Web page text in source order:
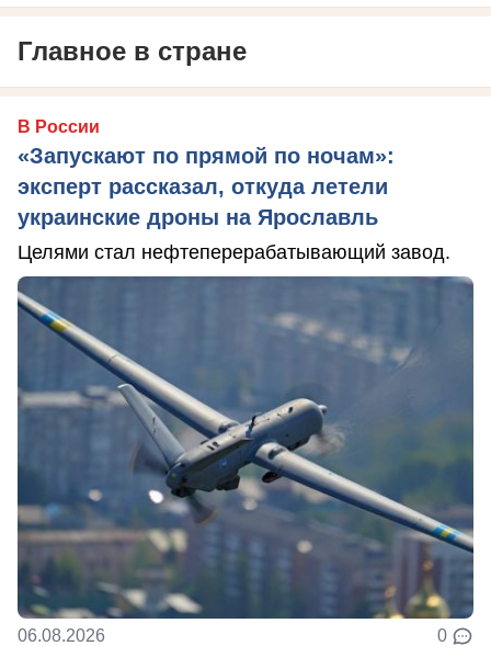
Главное в стране
В России
«Запускают по прямой по ночам»:
эксперт рассказал, откуда летели
украинские дроны на Ярославль
Целями стал нефтеперерабатывающий завод.
06.08.2026 0